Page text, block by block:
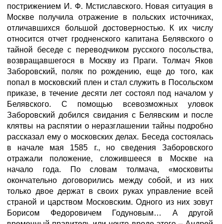
пострижением И. Ф. Мстиславского. Новая ситуация в
Москве получила отражение в польских источниках,
отличавшихся большой достоверностью. К их числу
относится отчет гродненского капитана Белявского о
тайной беседе с переводчиком русского посольства,
возвращавшегося в Москву из Праги. Толмач Яков
Заборовский, поляк по рождению, еще до того, как
попал в московский плен и стал служить в Посольском
приказе, в течение десяти лет состоял под началом у
Белявского. С помощью всевозможных уловок
Заборовский добился свидания с Белявским и после
клятвы на распятии о неразглашении тайны подробно
рассказал ему о московских делах. Беседа состоялась
в начале мая 1585 г., но сведения Заборовского
отражали положение, сложившееся в Москве на
начало года. По словам толмача, «московиты
окончательно договорились между собой, и из них
только двое держат в своих руках управление всей
страной и царством Московским. Одного из них зовут
Борисом Федоровичем Годуновым… А другой